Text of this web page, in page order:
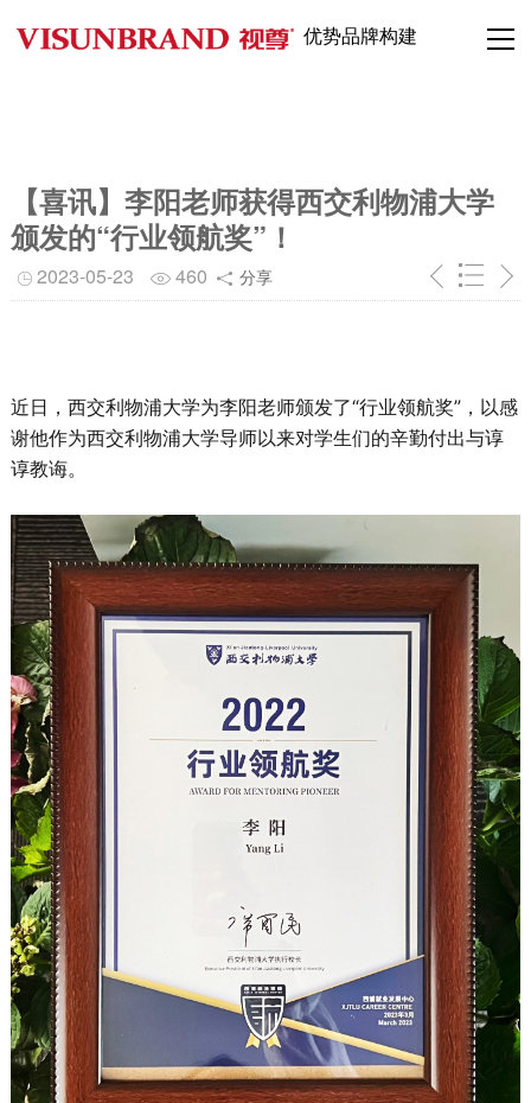
优势品牌构建
【喜讯】李阳老师获得西交利物浦大学
颁发的“行业领航奖”！
2023-05-23 460 分享
近日，西交利物浦大学为李阳老师颁发了“行业领航奖”，以感
谢他作为西交利物浦大学导师以来对学生们的辛勤付出与谆
谆教诲。